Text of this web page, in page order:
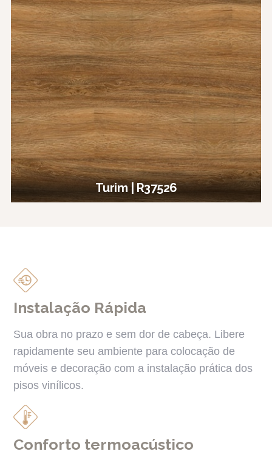
Turim | R37526
Instalação Rápida
Sua obra no prazo e sem dor de cabeça. Libere
rapidamente seu ambiente para colocação de
móveis e decoração com a instalação prática dos
pisos vinílicos.
Conforto termoacústico